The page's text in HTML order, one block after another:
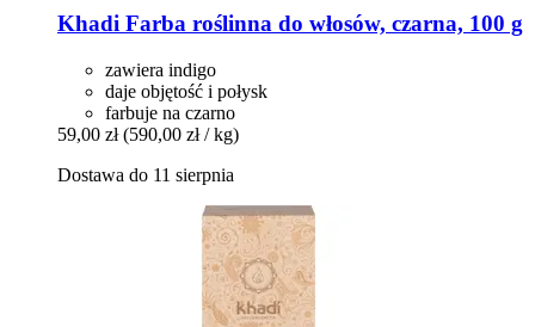
Khadi Farba roślinna do włosów, czarna, 100 g
zawiera indigo
daje objętość i połysk
farbuje na czarno
59,00 zł (590,00 zł / kg)
Dostawa do 11 sierpnia